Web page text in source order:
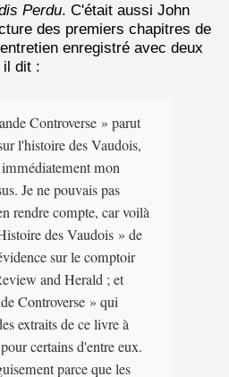
Perdu. C'était aussi John
des premiers chapitres de
enregistré avec deux
il dit :
Controverse » parut
l'histoire des Vaudois,
mon
Je ne pouvais pas
rendre compte, car voilà
des Vaudois » de
sur le comptoir
and Herald ; et
Controverse » qui
extraits de ce livre à
certains d'entre eux.
parce que les